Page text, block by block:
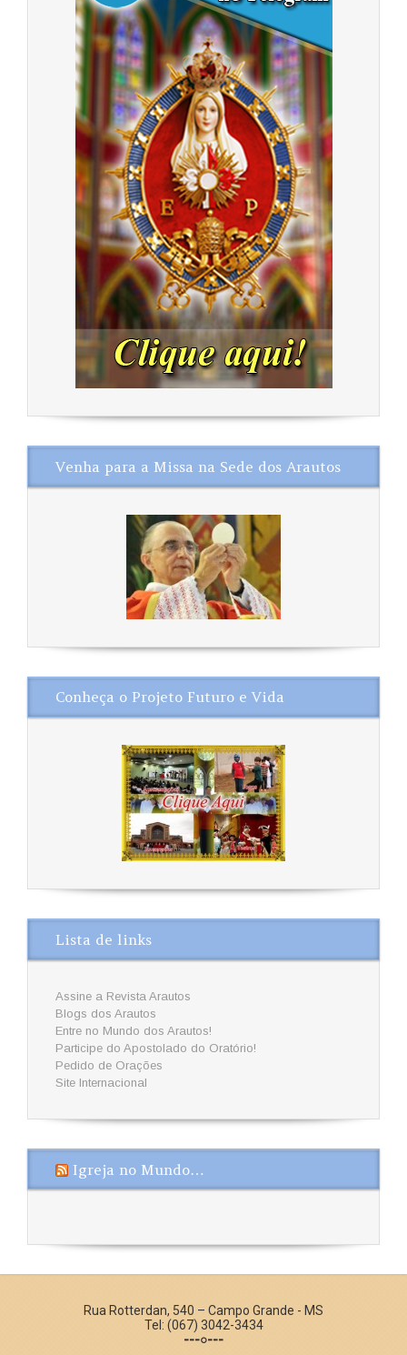
Venha para a Missa na Sede dos Arautos
Conheça o Projeto Futuro e Vida
Lista de links
Assine a Revista Arautos
Blogs dos Arautos
Entre no Mundo dos Arautos!
Participe do Apostolado do Oratório!
Pedido de Orações
Site Internacional
Igreja no Mundo…
Rua Rotterdan, 540 – Campo Grande - MS
Tel: (067) 3042-3434
---○---